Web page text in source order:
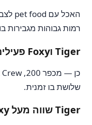
רמות גבוהות מגבירות
Tiger וFoxy פעילים ביחד?
שלושת בו זמנית.
Tiger שווה מעל Foxy?